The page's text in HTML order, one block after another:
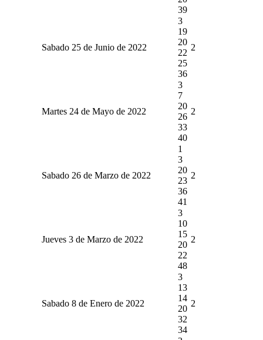
39
Sabado 25 de Junio de 2022
3
19
20
22
25
36
2
Martes 24 de Mayo de 2022
3
7
20
26
33
40
2
Sabado 26 de Marzo de 2022
1
3
20
23
36
41
2
Jueves 3 de Marzo de 2022
3
10
15
20
22
48
2
Sabado 8 de Enero de 2022
3
13
14
20
32
34
2